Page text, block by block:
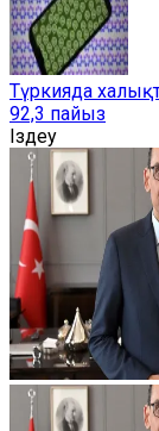
Түркияда
92,3 пайыз
Іздеу